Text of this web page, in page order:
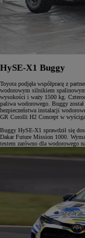
HySE-X1 Buggy
Toyota podjęła współpracę z
wodorowym silnikiem
wysokości i waży 1500 kg.
paliwa wodorowego. Buggy
bezpieczeństwa instalacji
GR Corolli H2 Concept w
Buggy HySE-X1 sprawdził się
Dakar Future Mission 1000.
testem zarówno dla wodorowego